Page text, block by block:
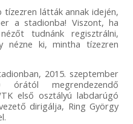
látták annak idején,
a stadionba! Viszont, ha
tudnánk regisztrálni,
nézne ki, mintha tízezren
2015. szeptember
órától megrendezendő
első osztályú labdarúgó
dirigálja, Ring György